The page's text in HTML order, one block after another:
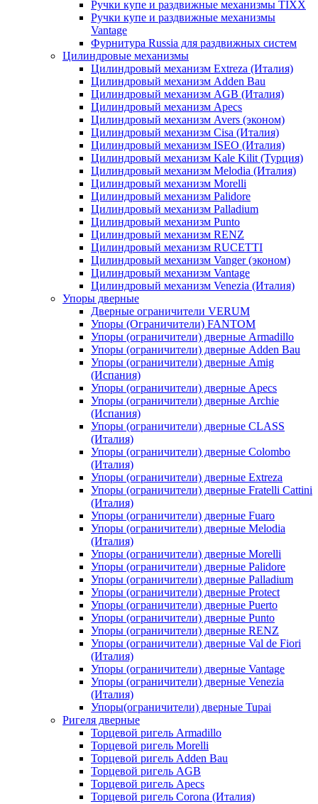
Ручки купе и раздвижные механизмы TIXX
Ручки купе и раздвижные механизмы
Vantage
Фурнитура Russia для раздвижных систем
Цилиндровые механизмы
Цилиндровый механизм Extreza (Италия)
Цилиндровый механизм Adden Bau
Цилиндровый механизм AGB (Италия)
Цилиндровый механизм Apecs
Цилиндровый механизм Avers (эконом)
Цилиндровый механизм Cisa (Италия)
Цилиндровый механизм ISEO (Италия)
Цилиндровый механизм Kale Kilit (Турция)
Цилиндровый механизм Melodia (Италия)
Цилиндровый механизм Morelli
Цилиндровый механизм Palidore
Цилиндровый механизм Palladium
Цилиндровый механизм Punto
Цилиндровый механизм RENZ
Цилиндровый механизм RUCETTI
Цилиндровый механизм Vanger (эконом)
Цилиндровый механизм Vantage
Цилиндровый механизм Venezia (Италия)
Упоры дверные
Дверные ограничители VERUM
Упоры (Ограничители) FANTOM
Упоры (ограничители) дверные Armadillo
Упоры (ограничители) дверные Adden Bau
Упоры (ограничители) дверные Amig
(Испания)
Упоры (ограничители) дверные Apecs
Упоры (ограничители) дверные Archie
(Испания)
Упоры (ограничители) дверные CLASS
(Италия)
Упоры (ограничители) дверные Colombo
(Италия)
Упоры (ограничители) дверные Extreza
Упоры (ограничители) дверные Fratelli Cattini
(Италия)
Упоры (ограничители) дверные Fuaro
Упоры (ограничители) дверные Melodia
(Италия)
Упоры (ограничители) дверные Morelli
Упоры (ограничители) дверные Palidore
Упоры (ограничители) дверные Palladium
Упоры (ограничители) дверные Protect
Упоры (ограничители) дверные Puerto
Упоры (ограничители) дверные Punto
Упоры (ограничители) дверные RENZ
Упоры (ограничители) дверные Val de Fiori
(Италия)
Упоры (ограничители) дверные Vantage
Упоры (ограничители) дверные Venezia
(Италия)
Упоры(ограничители) дверные Tupai
Ригеля дверные
Торцевой ригель Armadillo
Торцевой ригель Morelli
Торцевой ригель Adden Bau
Торцевой ригель AGB
Торцевой ригель Apecs
Торцевой ригель Corona (Италия)